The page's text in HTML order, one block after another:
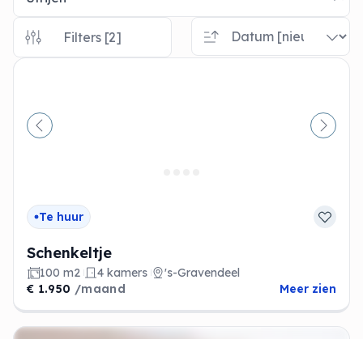
Filters [2]
Vorige
Te huur
Schenkeltje
100 m2 4 kamers
's-Gravendeel
€ 1.950 /maand Meer zien